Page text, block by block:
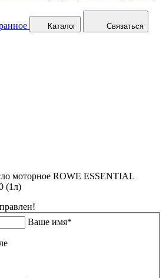
Каталог Связаться
моторное ROWE ESSENTIAL
(1л)
Ваше имя*